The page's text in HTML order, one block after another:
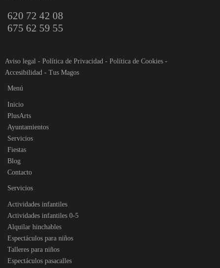
620 72 42 08
675 62 59 55
Aviso legal - Política de Privacidad - Política de Cookies -
Accesibilidad - Tus Magos
Menú
Inicio
PlusArts
Ayuntamientos
Servicios
Fiestas
Blog
Contacto
Servicios
Actividades infantiles
Actividades infantiles 0-5
Alquilar hinchables
Espectáculos para niños
Talleres para niños
Espectáculos pasacalles